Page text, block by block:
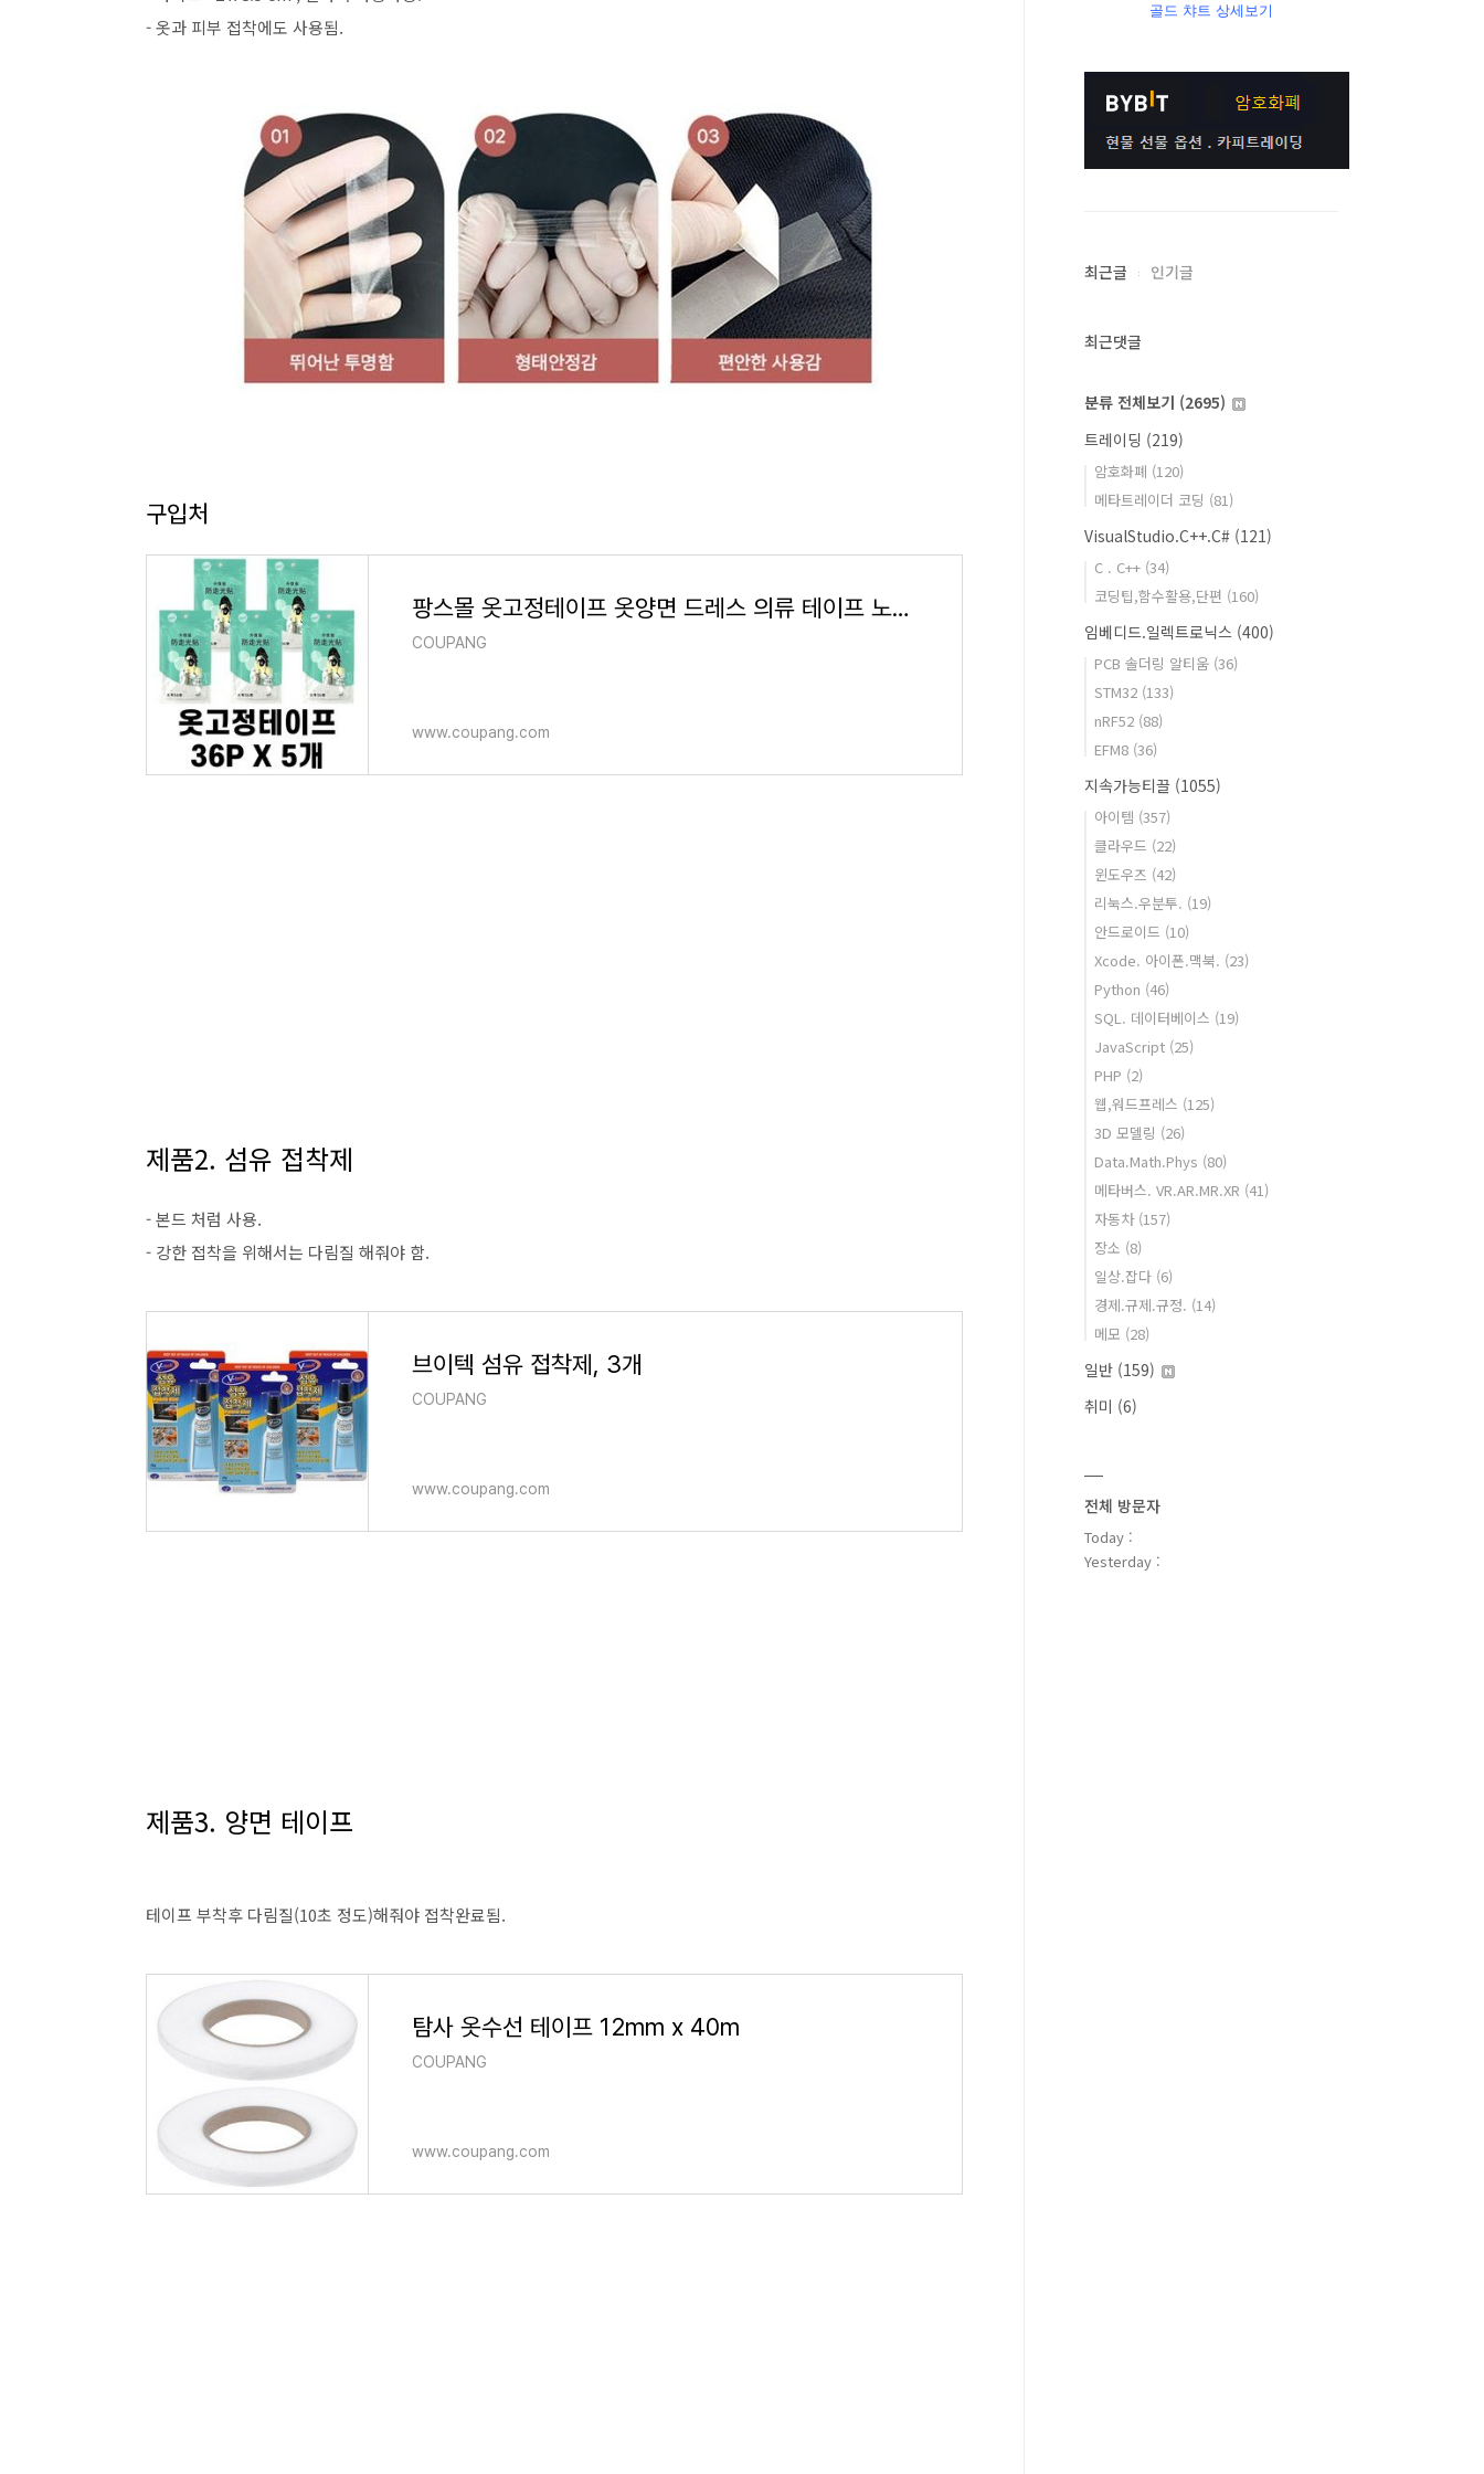
- 옷과 피부 접착에도 사용됨.
구입처
팡스몰 옷고정테이프 옷양면 드레스 의류 테이프 노출방지 대형 36매, 5세트
COUPANG
www.coupang.com
제품2. 섬유 접착제
- 본드 처럼 사용.
- 강한 접착을 위해서는 다림질 해줘야 함.
브이텍 섬유 접착제, 3개
COUPANG
www.coupang.com
제품3. 양면 테이프
테이프 부착후 다림질(10초 정도)해줘야 접착완료됨.
탐사 옷수선 테이프 12mm x 40m
COUPANG
www.coupang.com
골드 챠트 상세보기
최근글 인기글
최근댓글
분류 전체보기 (2695)
트레이딩 (219)
암호화폐 (120)
메타트레이더 코딩 (81)
VisualStudio.C++.C# (121)
C . C++ (34)
코딩팁,함수활용,단편 (160)
임베디드.일렉트로닉스 (400)
PCB 솔더링 알티움 (36)
STM32 (133)
nRF52 (88)
EFM8 (36)
지속가능티끌 (1055)
아이템 (357)
클라우드 (22)
윈도우즈 (42)
리눅스.우분투. (19)
안드로이드 (10)
Xcode. 아이폰.맥북. (23)
Python (46)
SQL. 데이터베이스 (19)
JavaScript (25)
PHP (2)
웹,워드프레스 (125)
3D 모델링 (26)
Data.Math.Phys (80)
메타버스. VR.AR.MR.XR (41)
자동차 (157)
장소 (8)
일상.잡다 (6)
경제.규제.규정. (14)
메모 (28)
일반 (159)
취미 (6)
전체 방문자
Today :
Yesterday :